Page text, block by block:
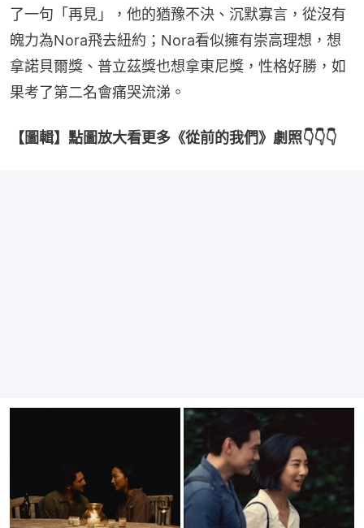
了一句「再見」，他的猶豫不決、沉默寡言，從沒有
魄力為Nora飛去紐約；Nora看似擁有崇高理想，想
拿諾貝爾獎、普立茲獎也想拿東尼獎，性格好勝，如
果考了第二名會痛哭流涕。
【圖輯】點圖放大看更多《從前的我們》劇照👇👇👇